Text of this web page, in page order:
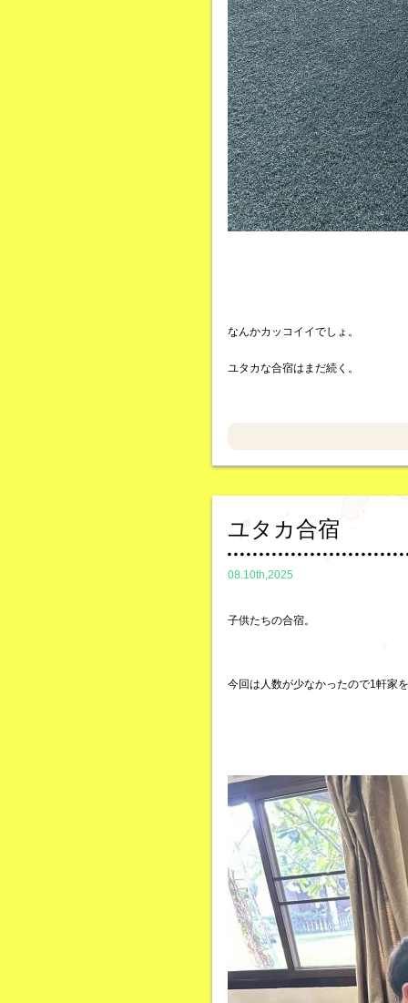
なんかカッコイイでしょ。
ユタカな合宿はまだ続く。
ユタカ合宿
08.10th,2025
子供たちの合宿。
今回は人数が少なかったので1軒家